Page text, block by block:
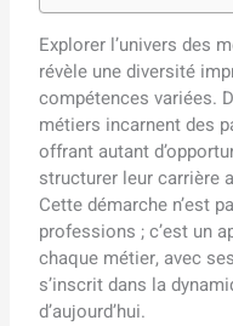
Explorer l’univers des
révèle une diversité
compétences variées.
métiers incarnent des
offrant autant
structurer leur carrière
Cette démarche n’est
professions ; c’est un
chaque métier, avec
s’inscrit dans la
d’aujourd’hui.